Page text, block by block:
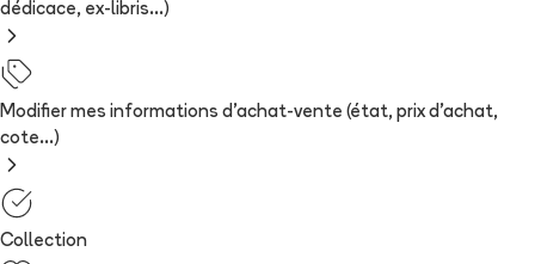
dédicace, ex-libris...)
Modifier mes informations d'achat-vente (état, prix d'achat,
cote...)
Collection